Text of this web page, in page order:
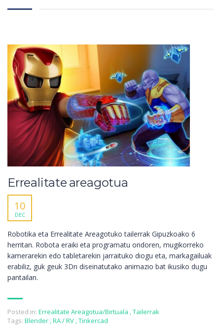
Errealitate areagotua
10
DEC
Robotika eta Errealitate Areagotuko tailerrak Gipuzkoako 6
herritan. Robota eraiki eta programatu ondoren, mugikorreko
kamerarekin edo tabletarekin jarraituko diogu eta, markagailuak
erabiliz, guk geuk 3Dn diseinatutako animazio bat ikusiko dugu
pantailan.
Posted in: Errealitate Areagotua/Birtuala ,Tailerrak
Tags: Blender ,RA / RV ,Tinkercad